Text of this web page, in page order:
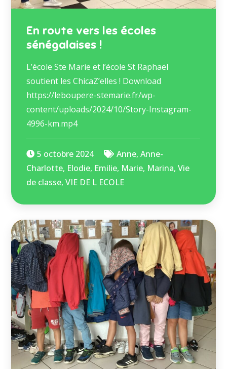
En route vers les écoles
sénégalaises !
L’école Ste Marie et l’école St Raphaël
soutient les ChicaZ’elles ! Download
https://leboupere-stemarie.fr/wp-
content/uploads/2024/10/Story-Instagram-
4996-km.mp4
5 octobre 2024 Anne,Anne-
Charlotte, Elodie, Emilie, Marie, Marina,Vie
de classe,VIE DE L ECOLE